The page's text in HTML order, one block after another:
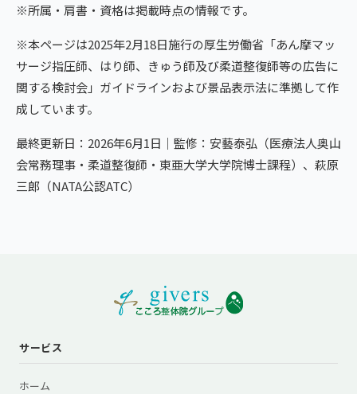
※所属・肩書・資格は掲載時点の情報です。
※本ページは2025年2月18日施行の厚生労働省「あん摩マッ
サージ指圧師、はり師、きゅう師及び柔道整復師等の広告に
関する検討会」ガイドラインおよび景品表示法に準拠して作
成しています。
最終更新日：2026年6月1日｜監修：安藝泰弘（医療法人奥山
会常務理事・柔道整復師・東亜大学大学院博士課程）、萩原
三郎（NATA公認ATC）
サービス
ホーム